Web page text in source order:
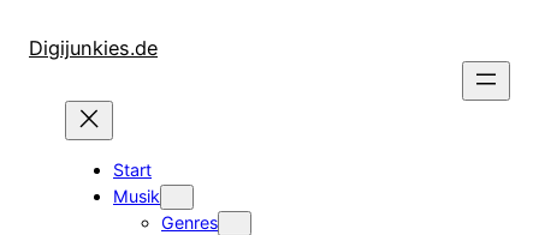
InhaltDigijunkies.de
Start
Musik
Genres